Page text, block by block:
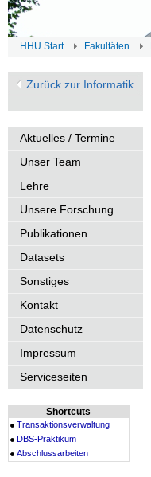
HHU Start Fakultäten
Zurück zur Informatik
Aktuelles / Termine
Unser Team
Lehre
Unsere Forschung
Publikationen
Datasets
Sonstiges
Kontakt
Datenschutz
Impressum
Serviceseiten
Shortcuts
Transaktionsverwaltung
DBS-Praktikum
Abschlussarbeiten